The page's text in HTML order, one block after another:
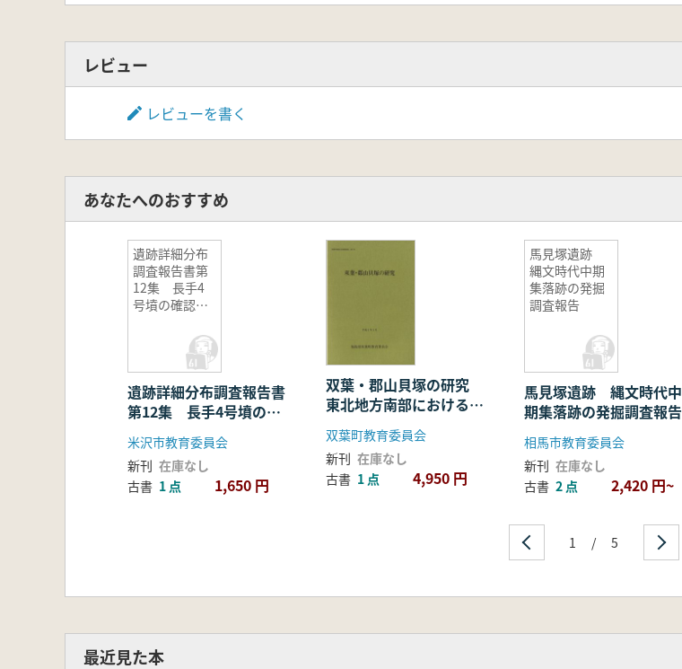
レビュー
レビューを書く
あなたへのおすすめ
遺跡詳細分布
調査報告書第
12集 長手4
号墳の確認調
遺跡詳細分布調査報告書
第12集 長手4号墳の確
認調査 ほか
米沢市教育委員会
新刊 在庫なし
古書 1 点 1,650 円
双葉・郡山貝塚の研究
東北地方南部における縄
文時代前期貝塚の調査
双葉町教育委員会
新刊 在庫なし
古書 1 点 4,950 円
馬見塚遺跡
縄文時代中期
集落跡の発掘
調査報告
馬見塚遺跡 縄文時代中
期集落跡の発掘調査報告
相馬市教育委員会
新刊 在庫なし
古書 2 点 2,420 円~
1 / 5
最近見た本